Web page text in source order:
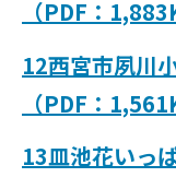
（PDF：
12西宮市夙川
（PDF：
13皿池花いっ